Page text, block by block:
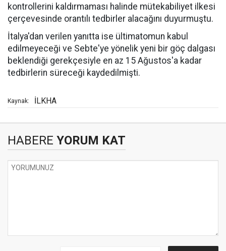
kontrollerini kaldırmaması halinde mütekabiliyet ilkesi
çerçevesinde orantılı tedbirler alacağını duyurmuştu.
İtalya'dan verilen yanıtta ise ültimatomun kabul
edilmeyeceği ve Sebte'ye yönelik yeni bir göç dalgası
beklendiği gerekçesiyle en az 15 Ağustos'a kadar
tedbirlerin süreceği kaydedilmişti.
Kaynak: İLKHA
HABERE YORUM KAT